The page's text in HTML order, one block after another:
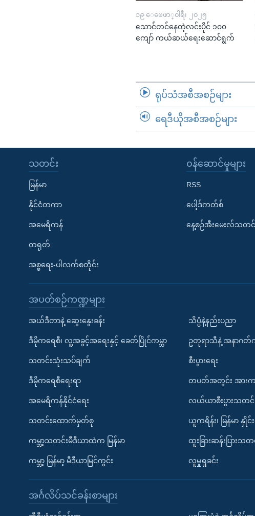
၁၉ ေဖေဖာ္၀ါရီ၊ ၂၀၂၅
သောင်တင်နေတဲ့လင်းပိုင် ၁၀၀
ကျော် ကယ်ဆယ်ရေးဆောင်ရွက်
ရုပ်သံအစီအစဉ်များ
ရေဒီယိုအစီအစဉ်များ
သတင်း
မြန်မာ
နိုင်ငံတကာ
အမေရိကန်
တရုတ်
အစ္စရေး-ပါလက်စတိုင်း
၀န်ဆောင်မှုများ
RSS
ပေါ့ဒ်ကတ်စ်
နေ့စဉ်အီးမေးလ်သတ
အပတ်စဉ်ကဏ္ဍများ
အယ်ဒီတာနဲ့ ဆွေးနွေးခန်း
ဒီမိုကရေစီ၊ လူ့အခွင့်အရေးနှင့် ခေတ်ပြိုင်ကမ္ဘာ
သတင်းသုံးသပ်ချက်
ဒီမိုကရေစီရေးရာ
အမေရိကန်နိုင်ငံရေး
သတင်းထောက်မှတ်စု
ကမ္ဘာ့သတင်းမီဒီယာထဲက မြန်မာ
ကမ္ဘာ့ မြန်မာ့ မီဒီယာမြင်ကွင်း
သိပ္ပံနဲ့နည်းပညာ
ဥတုရာသီနဲ့ အနာဂတ်က
စီးပွားရေး
တပတ်အတွင်း အားက
လယ်ယာစီးပွားသတင်း
ယူကရိန်း၊ မြန်မာ နှို
ထူးခြားဆန်းပြားသတင်
လူမှုရှုခင်း
အင်္ဂလိပ်သင်ခန်းစာများ